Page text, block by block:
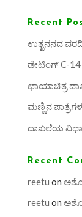
Recent
ಉತ್ಖನನದ
ಡೇಟಿಂಗ್ C-14
ಛಾಯಾಚಿತ್ರ
ಮಣ್ಣಿನ
ದಾಖಲೆಯ
Recent
reetu on
reetu on